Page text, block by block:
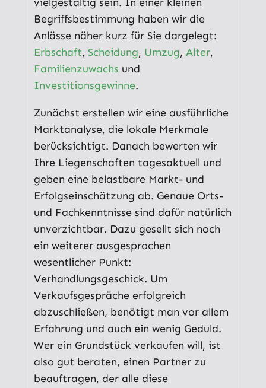
Begriffsbestimmung haben wir die
Anlässe näher kurz für Sie dargelegt:
Erbschaft, Scheidung, Umzug,Alter,
Familienzuwachs und
Investitionsgewinne.
Zunächst erstellen wir eine ausführliche
Marktanalyse, die lokale Merkmale
berücksichtigt. Danach bewerten wir
Ihre Liegenschaften tagesaktuell und
geben eine belastbare Markt- und
Erfolgseinschätzung ab. Genaue Orts-
und Fachkenntnisse sind dafür natürlich
unverzichtbar. Dazu gesellt sich noch
ein weiterer ausgesprochen
wesentlicher Punkt:
Verhandlungsgeschick. Um
Verkaufsgespräche erfolgreich
abzuschließen, benötigt man vor allem
Erfahrung und auch ein wenig Geduld.
Wer ein Grundstück verkaufen will, ist
also gut beraten, einen Partner zu
beauftragen, der alle diese